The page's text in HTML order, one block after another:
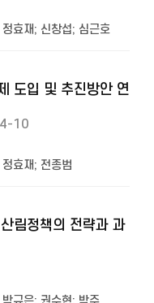
정효재; 신창섭; 심근호
도입 및 추진방안 연
10
정효재; 전종범
림정책의 전략과 과